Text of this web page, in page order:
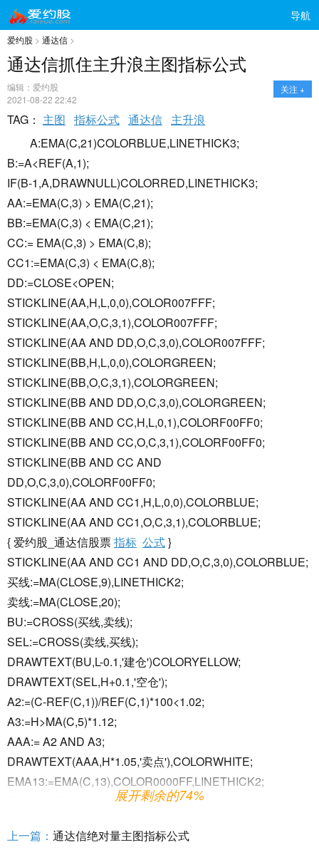
导航
爱约股 > 通达信 >
通达信抓住主升浪主图指标公式
编辑：爱约股
2021-08-22 22:42
关注 +
TAG： 主图 指标公式 通达信 主升浪
A:EMA(C,21)COLORBLUE,LINETHICK3;
B:=A<REF(A,1);
IF(B-1,A,DRAWNULL)COLORRED,LINETHICK3;
AA:=EMA(C,3) > EMA(C,21);
BB:=EMA(C,3) < EMA(C,21);
CC:= EMA(C,3) > EMA(C,8);
CC1:=EMA(C,3) < EMA(C,8);
DD:=CLOSE<OPEN;
STICKLINE(AA,H,L,0,0),COLOR007FFF;
STICKLINE(AA,O,C,3,1),COLOR007FFF;
STICKLINE(AA AND DD,O,C,3,0),COLOR007FFF;
STICKLINE(BB,H,L,0,0),COLORGREEN;
STICKLINE(BB,O,C,3,1),COLORGREEN;
STICKLINE(BB AND DD,O,C,3,0),COLORGREEN;
STICKLINE(BB AND CC,H,L,0,1),COLORF00FF0;
STICKLINE(BB AND CC,O,C,3,1),COLORF00FF0;
STICKLINE(BB AND CC AND
DD,O,C,3,0),COLORF00FF0;
STICKLINE(AA AND CC1,H,L,0,0),COLORBLUE;
STICKLINE(AA AND CC1,O,C,3,1),COLORBLUE;
{ 爱约股_通达信股票指标 公式}
STICKLINE(AA AND CC1 AND DD,O,C,3,0),COLORBLUE;
买线:=MA(CLOSE,9),LINETHICK2;
卖线:=MA(CLOSE,20);
BU:=CROSS(买线,卖线);
SEL:=CROSS(卖线,买线);
DRAWTEXT(BU,L-0.1,'建仓')COLORYELLOW;
DRAWTEXT(SEL,H+0.1,'空仓');
A2:=(C-REF(C,1))/REF(C,1)*100<1.02;
A3:=H>MA(C,5)*1.12;
AAA:= A2 AND A3;
DRAWTEXT(AAA,H*1.05,'卖点'),COLORWHITE;
EMA13:=EMA(C,13),COLOR0000FF,LINETHICK2;
EMA34:=EMA(C,34),COLORYELLOW;
EMA120:=EMA(C,120),COLORFFCC66;
展开剩余的74%
上一篇： 通达信绝对量主图指标公式